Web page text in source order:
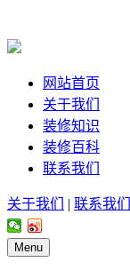
网站首页
关于我们
装修知识
装修百科
联系我们
关于我们 | 联系我们
Menu